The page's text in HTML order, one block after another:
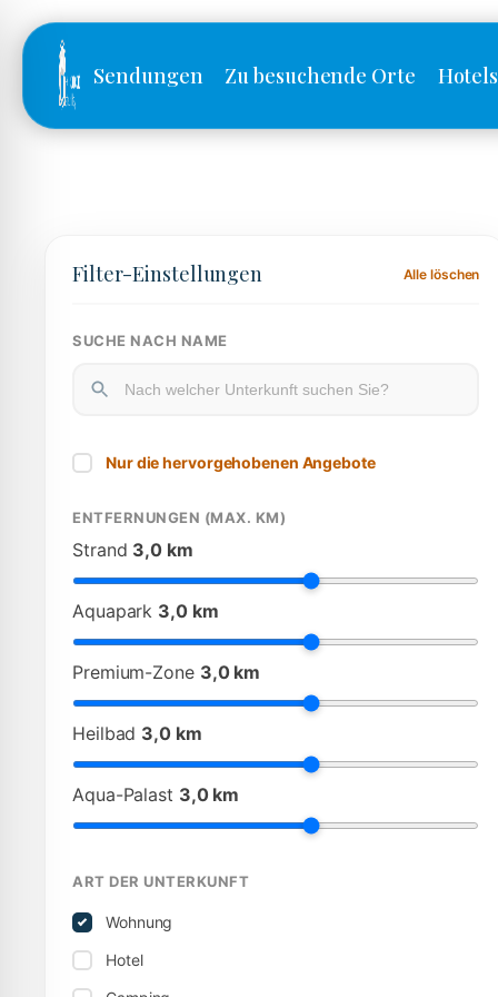
Sendungen Zu besuchende Orte Hotels
Filter-Einstellungen Alle löschen
SUCHE NACH NAME
Nur die hervorgehobenen Angebote
ENTFERNUNGEN (MAX. KM)
Strand 3,0 km
Aquapark 3,0 km
Premium-Zone 3,0 km
Heilbad 3,0 km
Aqua-Palast 3,0 km
ART DER UNTERKUNFT
Wohnung
Hotel